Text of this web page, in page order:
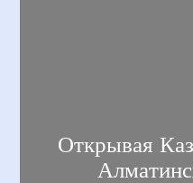
Открывая